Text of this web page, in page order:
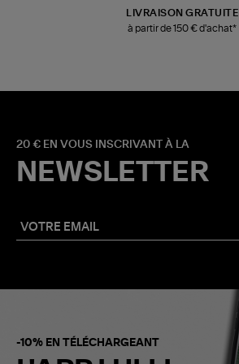
LIVRAISON GRATUITE
à partir de 150 € d'achat*
20 € EN VOUS INSCRIVANT À LA
NEWSLETTER
-10% EN TÉLÉCHARGEANT